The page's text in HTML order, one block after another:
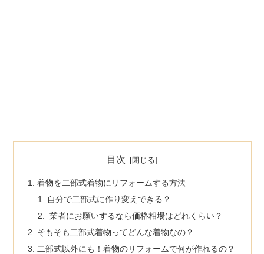
目次
着物を二部式着物にリフォームする方法
自分で二部式に作り変えできる？
業者にお願いするなら価格相場はどれくらい？
そもそも二部式着物ってどんな着物なの？
二部式以外にも！着物のリフォームで何が作れるの？